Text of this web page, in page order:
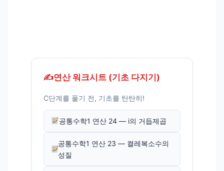
✍️연산 워크시트 (기초 다지기)
C단계를 풀기 전, 기초를 탄탄히!
공통수학1 연산 24 — i의 거듭제곱
공통수학1 연산 23 — 켤레복소수의
성질